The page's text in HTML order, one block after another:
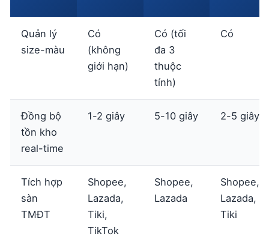
Quản lý
size-màu
Có
(không
giới hạn)
Có (tối
đa 3
thuộc
tính)
Có
Đồng bộ
tồn kho
real-time
1-2 giây 5-10 giây 2-5 giây
Tích hợp
sàn
TMĐT
Shopee,
Lazada,
Tiki,
TikTok
Shopee,
Lazada
Shopee,
Lazada,
Tiki